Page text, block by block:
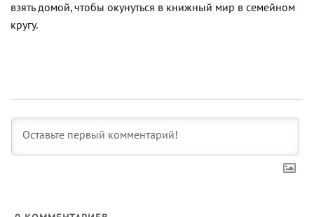
взять домой, чтобы окунуться в книжный мир в семейном
кругу.